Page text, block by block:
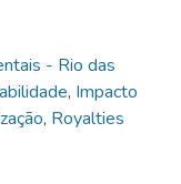
- Rio das
, Impacto
, Royalties